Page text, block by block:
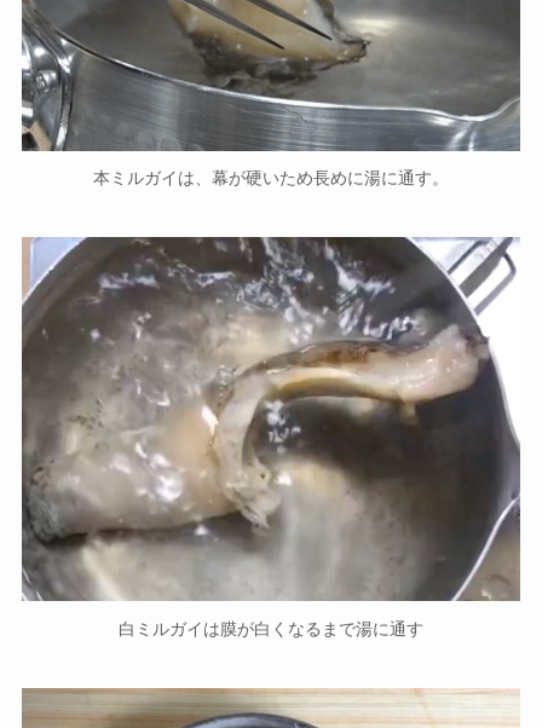
本ミルガイは、幕が硬いため長めに湯に通す。
白ミルガイは膜が白くなるまで湯に通す